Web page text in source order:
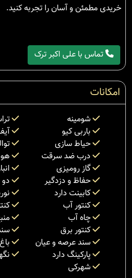
خریدی مطمئن و آسان را تجربه کنید.
تماس با علی اکبر ترک
امکانات
شومینه
باربی کیو
حیاط سازی
درب ضد سرقت
گاز رومیزی
حفاظ و دزدگیر
کابینت دارد
کنتور آب
چاه آب
کنتور برق
سند عرصه و عیان
پارکینگ دارد
شهرکی